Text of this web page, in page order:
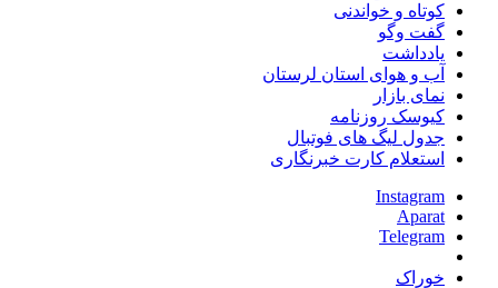
کوتاه و خواندنی
گفت وگو
یادداشت
آب و هوای استان لرستان
نمای بازار
کیوسک روزنامه
جدول لیگ های فوتبال
استعلام کارت خبرنگاری
Instagram
Aparat
Telegram
خوراک